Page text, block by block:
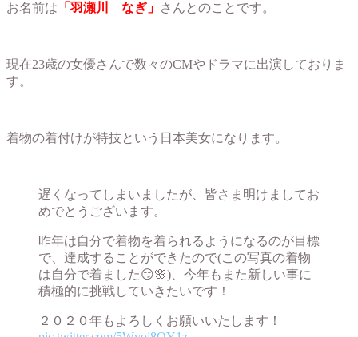
お名前は 「羽瀬川 なぎ」 さんとのことです。
現在23歳の女優さんで数々のCMやドラマに出演しておりま
す。
着物の着付けが特技という日本美女になります。
遅くなってしまいましたが、皆さま明けましてお
めでとうございます。
昨年は自分で着物を着られるようになるのが目標
で、達成することができたので(この写真の着物
は自分で着ました😏🌸)、今年もまた新しい事に
積極的に挑戦していきたいです！
２０２０年もよろしくお願いいたします！